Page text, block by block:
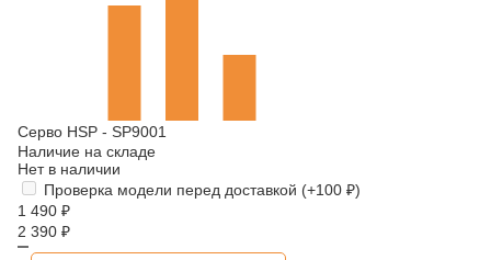
Серво HSP - SP9001
Наличие на складе
Нет в наличии
Проверка модели перед доставкой (+100 ₽)
1 490 ₽
2 390 ₽